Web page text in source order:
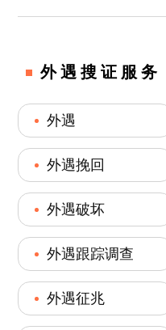
外遇搜证服务
外遇
外遇挽回
外遇破坏
外遇跟踪调查
外遇征兆